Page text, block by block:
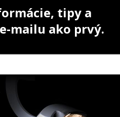
PsPix
tipy a
mailu ako prvý.